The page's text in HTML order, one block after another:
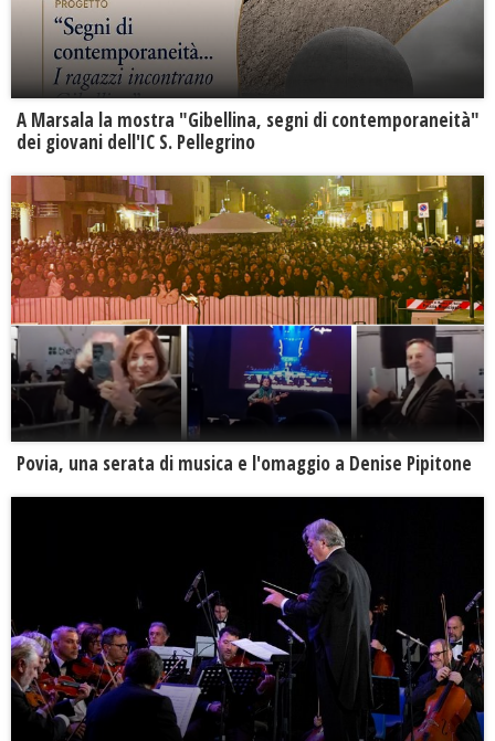
A Marsala la mostra "Gibellina, segni di contemporaneità"
dei giovani dell'IC S. Pellegrino
Povia, una serata di musica e l'omaggio a Denise Pipitone